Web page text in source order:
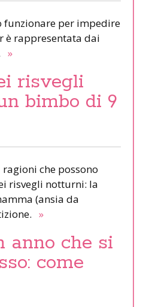
funzionare per impedire
è rappresentata dai
»
risvegli
bimbo di 9
che possono
risvegli notturni: la
(ansia da
»
anno che si
come